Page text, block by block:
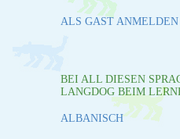
ALS GAST ANMELDEN
BEI ALL DIESEN
LANGDOG BEIM
ALBANISCH